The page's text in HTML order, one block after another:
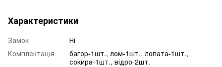
Характеристики
Замок
Ні
Комплектація
багор-1шт., лом-1шт., лопата-1шт.,
сокира-1шт., відро-2шт.